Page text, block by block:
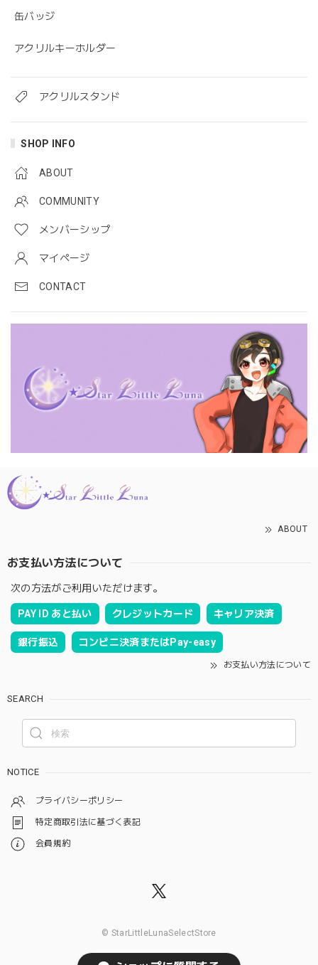
缶バッジ
アクリルキーホルダー
アクリルスタンド
SHOP INFO
ABOUT
COMMUNITY
メンバーシップ
マイページ
CONTACT
ABOUT
お支払い方法について
次の方法がご利用いただけます。
PAY ID あと払い クレジットカード キャリア決済
銀行振込 コンビニ決済またはPay-easy
お支払い方法について
SEARCH
NOTICE
プライバシーポリシー
特定商取引法に基づく表記
会員規約
© StarLittleLunaSelectStore